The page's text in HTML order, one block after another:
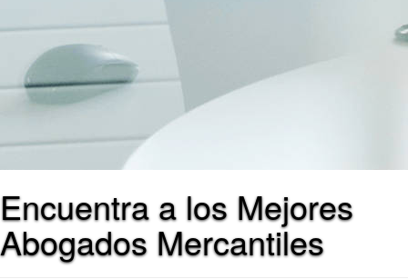
Encuentra a los Mejores
Abogados Mercantiles